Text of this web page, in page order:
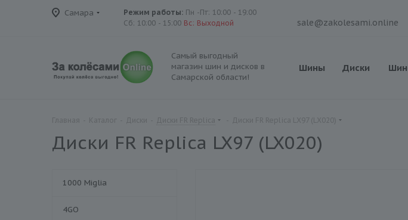
Самара Режим работы: Пн -Пт: 10:00 - 19:00
Сб: 10:00 - 15:00 Вс: Выходной sale@zakolesami.online
Самый выгодный
магазин шин и дисков в
Самарской области!
Шины Диски
Диски FR Replica LX97 (LX020)
1000 Miglia
4GO